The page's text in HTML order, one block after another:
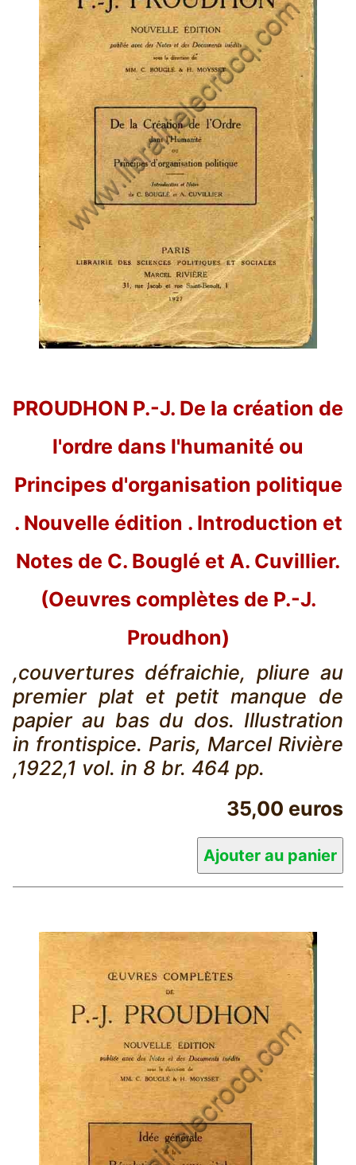
PROUDHON P.-J. De la création de
l'ordre dans l'humanité ou
Principes d'organisation politique
. Nouvelle édition . Introduction et
Notes de C. Bouglé et A. Cuvillier.
(Oeuvres complètes de P.-J.
Proudhon)
,couvertures défraichie, pliure au
premier plat et petit manque de
papier au bas du dos. Illustration
in frontispice. Paris, Marcel Rivière
,1922,1 vol. in 8 br. 464 pp.
35,00 euros